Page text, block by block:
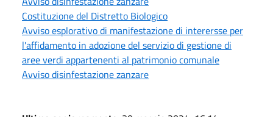
Costituzione del Distretto Biologico
Avviso esplorativo di manifestazione di interersse per
l'affidamento in adozione del servizio di gestione di
aree verdi appartenenti al patrimonio comunale
Avviso disinfestazione zanzare